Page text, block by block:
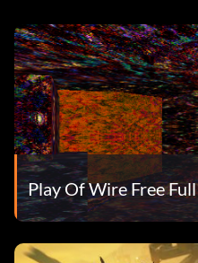
Play Of Wire Free